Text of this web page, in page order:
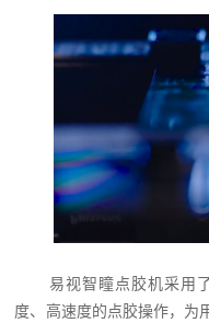
易视智瞳点胶机采用
度、高速度的点胶操作，为